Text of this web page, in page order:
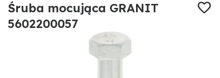
Śruba mocująca GRANIT
5602200057